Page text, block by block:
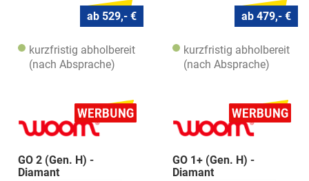
ab 529,- €
kurzfristig abholbereit
(nach Absprache)
ab 479,- €
kurzfristig abholbereit
(nach Absprache)
GO 2 (Gen. H) -
Diamant
GO 1+ (Gen. H) -
Diamant